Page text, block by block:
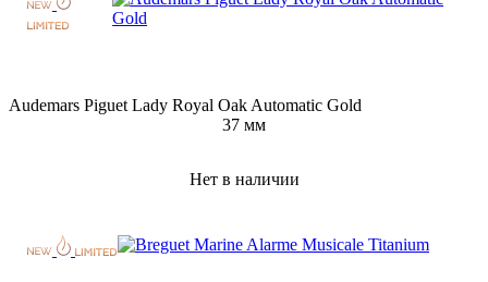
Audemars Piguet Lady Royal Oak Automatic Gold
37 мм
Нет в наличии